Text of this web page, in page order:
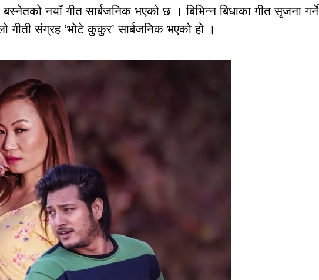
नयाँ गीत सार्बजनिक भएको छ । बिभिन्न बिधाका गीत सृजना गर्ने
संग्रह ‘भोटे कुकुर’ सार्बजनिक भएको हो ।